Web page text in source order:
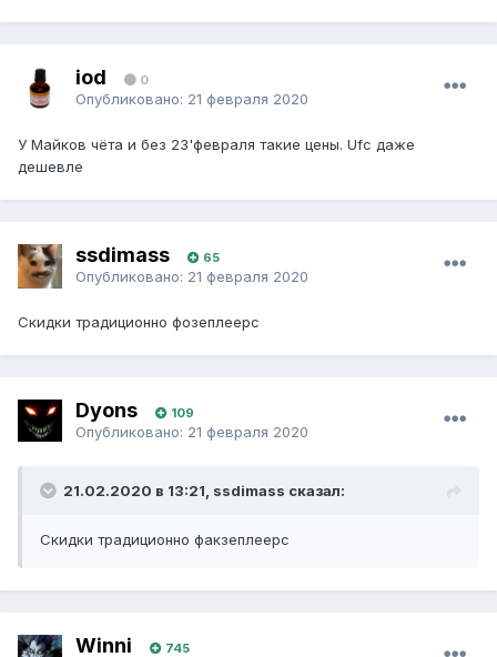
iod 0
Опубликовано: 21 февраля 2020
У Майков чёта и без 23'февраля такие цены. Ufc даже
дешевле
ssdimass 65
Опубликовано: 21 февраля 2020
Скидки традиционно фозеплеерс
Dyons 109
Опубликовано: 21 февраля 2020
21.02.2020 в 13:21, ssdimass сказал:
Скидки традиционно факзеплеерс
Winni 745